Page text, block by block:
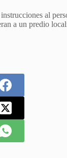
al
a un predio